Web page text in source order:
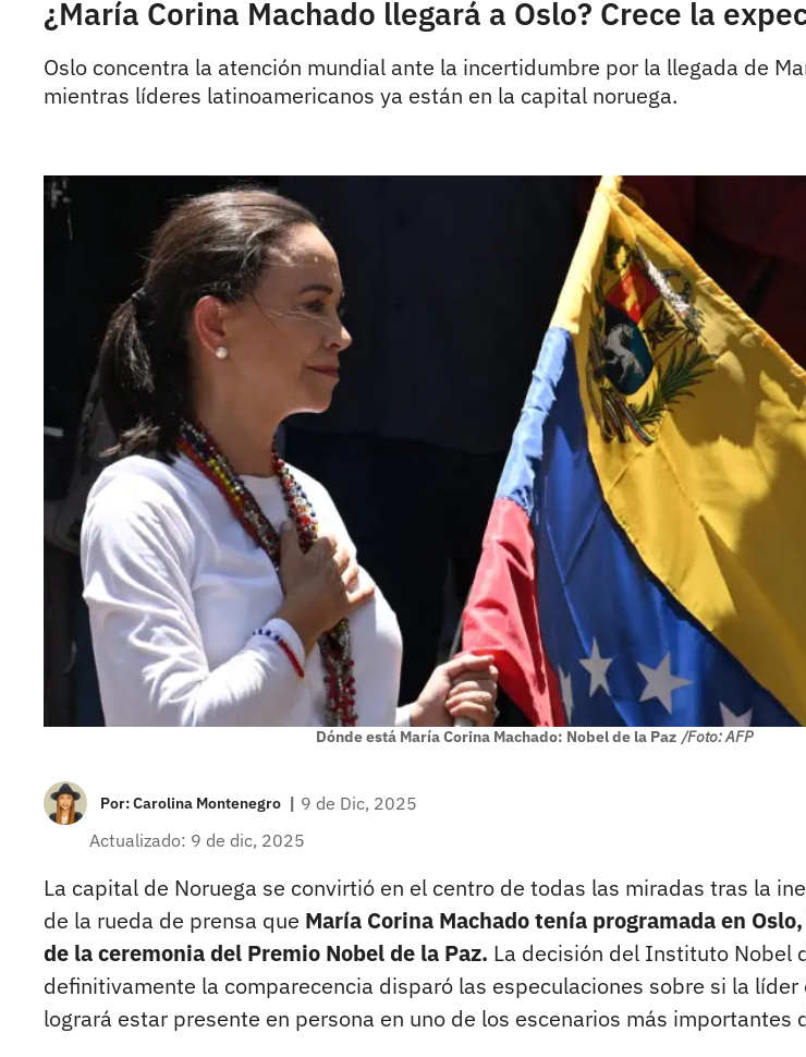
¿María Corina Machado llegará a Oslo? Crece la
Oslo concentra la atención mundial ante la incertidumbre por la llegada de
mientras líderes latinoamericanos ya están en la capital noruega.
Dónde está María Corina Machado: Nobel de la Paz /Foto: AFP
Por:Carolina Montenegro | 9 de Dic, 2025
Actualizado: 9 de dic, 2025
La capital de Noruega se convirtió en el centro de todas las miradas tras la
de la rueda de prensa que María Corina Machado tenía programada en
de la ceremonia del Premio Nobel de la Paz. La decisión del Instituto Nobel
definitivamente la comparecencia disparó las especulaciones sobre si la líder
logrará estar presente en persona en uno de los escenarios más importantes